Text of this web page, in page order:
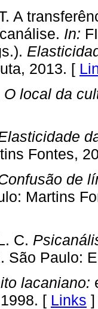
A
In:
2013. [
O local da
Fontes,
de
Martins
C.
. São Paulo:
lacaniano:
[ Links ]